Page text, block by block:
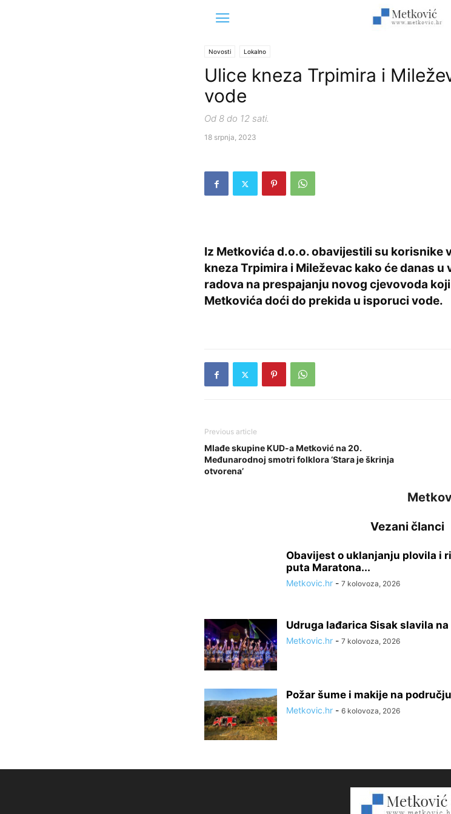
Novosti Lokalno
Ulice kneza Trpimira i
vode
Od 8 do 12 sati.
18 srpnja, 2023
Iz Metkovića d.o.o. obavijestili su korisnike
kneza Trpimira i Mileževac kako će danas u
radova na prespajanju novog cjevovoda
Metkovića doći do prekida u isporuci vode.
Previous article
Mlađe skupine KUD-a Metković na 20.
Međunarodnoj smotri folklora ‘Stara je škrinja
otvorena’
Vezani članci
Obavijest o uklanjanju plovila i
puta Maratona...
Metkovic.hr - 7 kolovoza, 2026
Udruga lađarica Sisak slavila
Metkovic.hr - 7 kolovoza, 2026
Požar šume i makije na
Metkovic.hr - 6 kolovoza, 2026